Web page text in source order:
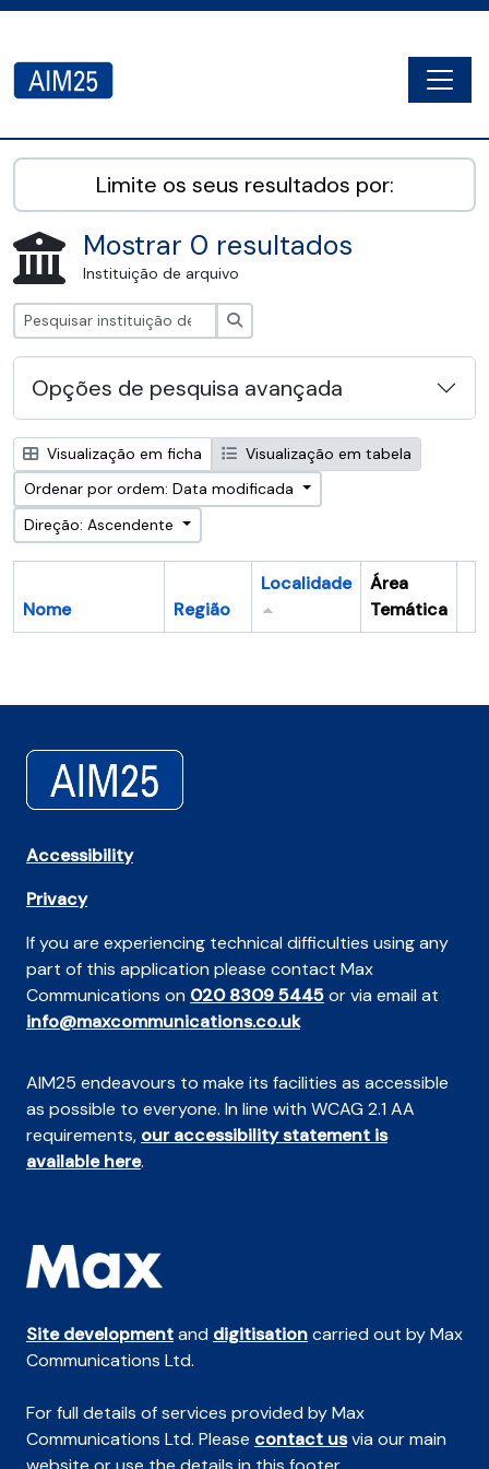
AIM25 - AtoM 2.8.2
Limite os seus resultados por:
Mostrar 0 resultados
Instituição de arquivo
Opções de pesquisa avançada
Visualização em ficha
Visualização em tabela
Ordenar por ordem: Data modificada
Direção: Ascendente
Nome Região
Localidade
Área
Temática
Accessibility
Privacy
If you are experiencing technical difficulties using any
part of this application please contact Max
Communications on 020 8309 5445or via email at
info@maxcommunications.co.uk
AIM25 endeavours to make its facilities as accessible
as possible to everyone. In line with WCAG 2.1 AA
requirements, our accessibility statement is
available here.
Site developmentand digitisationcarried out by Max
Communications Ltd.
For full details of services provided by Max
Communications Ltd. Please contact usvia our main